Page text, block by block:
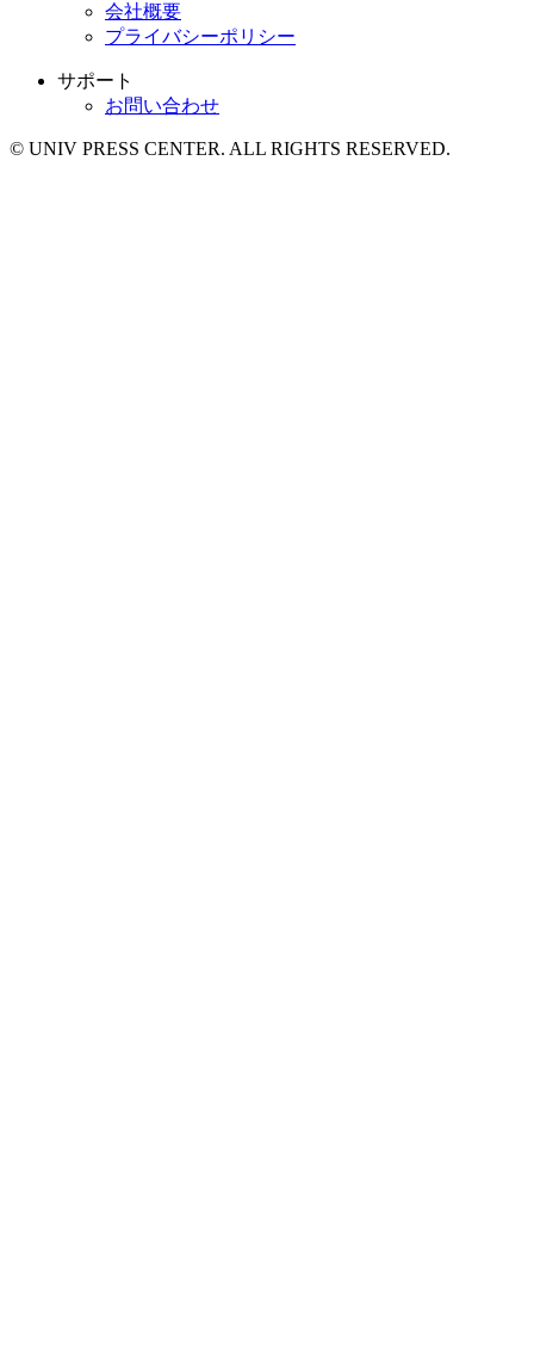
会社概要
プライバシーポリシー
サポート
お問い合わせ
© UNIV PRESS CENTER. ALL RIGHTS RESERVED.